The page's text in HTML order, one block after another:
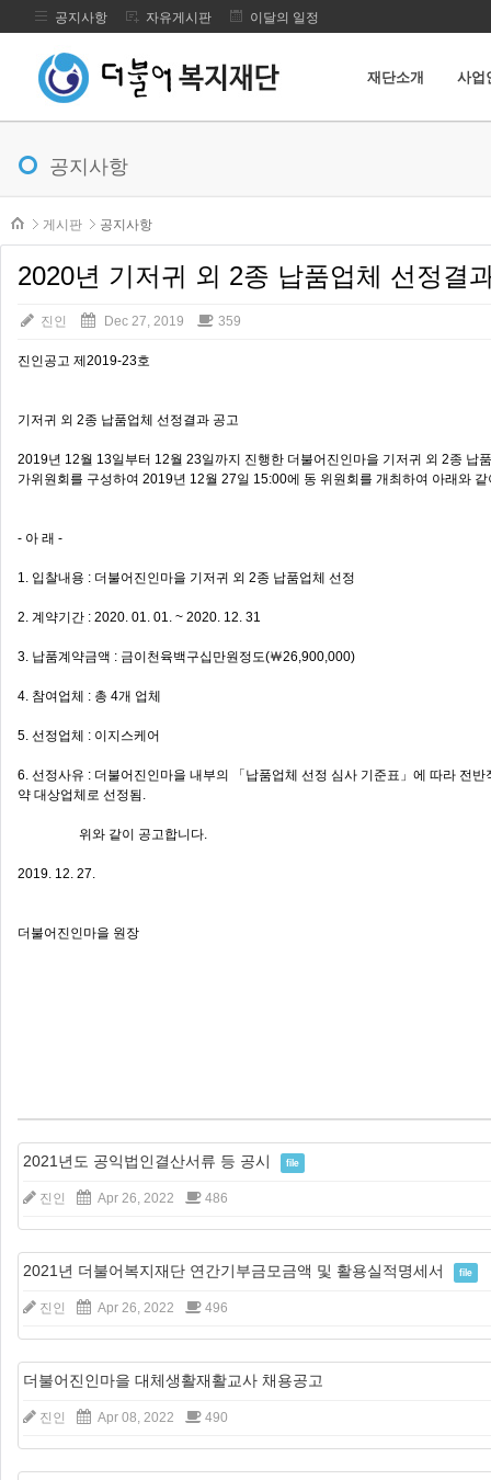
메뉴 건너뛰기
공지사항 자유게시판 이달의 일정
재단소개 사업
공지사항
본문시작
게시판
공지사항
2020년 기저귀 외 2종 납품업체 선정결
진인 Dec 27, 2019 359
진인공고 제2019-23호
기저귀 외 2종 납품업체 선정결과 공고
2019년 12월 13일부터 12월 23일까지 진행한 더불어진인마을 기저귀 외 2종 납
가위원회를 구성하여 2019년 12월 27일 15:00에 동 위원회를 개최하여 아래와
- 아 래 -
1. 입찰내용 : 더불어진인마을 기저귀 외 2종 납품업체 선정
2. 계약기간 : 2020. 01. 01. ~ 2020. 12. 31
3. 납품계약금액 : 금이천육백구십만원정도(￦26,900,000)
4. 참여업체 : 총 4개 업체
5. 선정업체 : 이지스케어
6. 선정사유 : 더불어진인마을 내부의 「납품업체 선정 심사 기준표」에 따라 전
약 대상업체로 선정됨.
위와 같이 공고합니다.
2019. 12. 27.
더불어진인마을 원장
2021년도 공익법인결산서류 등 공시 file
진인 Apr 26, 2022 486
2021년 더불어복지재단 연간기부금모금액 및 활용실적명세서 file
진인 Apr 26, 2022 496
더불어진인마을 대체생활재활교사 채용공고
진인 Apr 08, 2022 490